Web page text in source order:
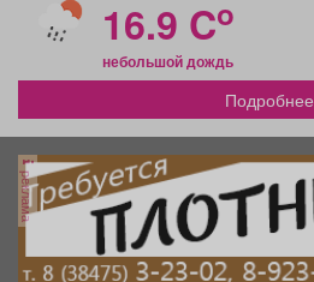
16.9 Co
небольшой дождь
Подробнее
реклама